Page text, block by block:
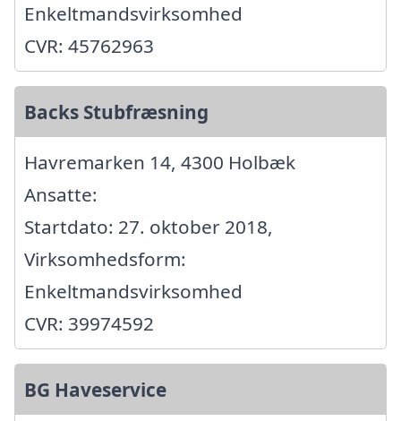
Enkeltmandsvirksomhed
CVR: 45762963
Backs Stubfræsning
Havremarken 14, 4300 Holbæk
Ansatte:
Startdato: 27. oktober 2018,
Virksomhedsform:
Enkeltmandsvirksomhed
CVR: 39974592
BG Haveservice